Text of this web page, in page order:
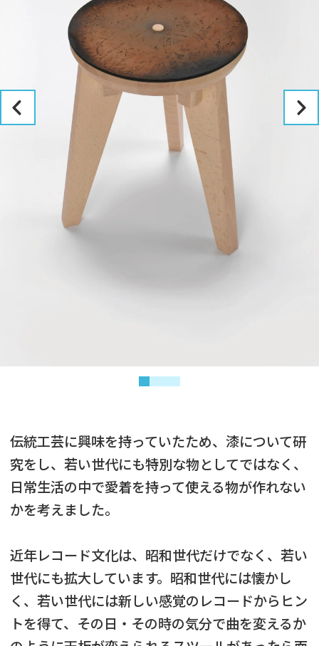
伝統工芸に興味を持っていたため、漆について研
究をし、若い世代にも特別な物としてではなく、
日常生活の中で愛着を持って使える物が作れない
かを考えました。
近年レコード文化は、昭和世代だけでなく、若い
世代にも拡大しています。昭和世代には懐かし
く、若い世代には新しい感覚のレコードからヒン
トを得て、その日・その時の気分で曲を変えるか